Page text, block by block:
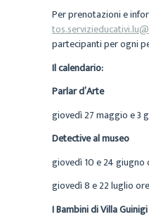
Per prenotazioni e
partecipanti per ogni
Il calendario:
Parlar d’Arte
giovedì 27 maggio e 3
Detective al museo
giovedì 10 e 24 giugno
giovedì 8 e 22 luglio
I Bambini di Villa Guinigi